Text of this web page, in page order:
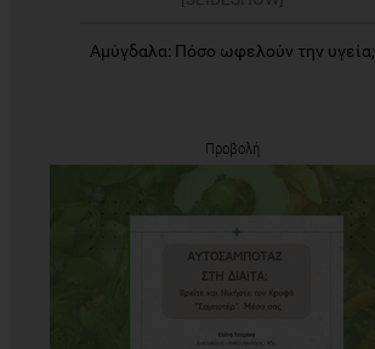
Αμύγδαλα: Πόσο ωφελούν την υγεία;
Προβολή